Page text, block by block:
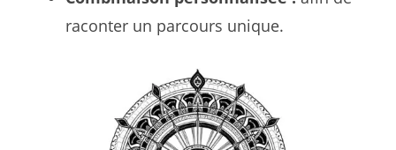
raconter un parcours unique.